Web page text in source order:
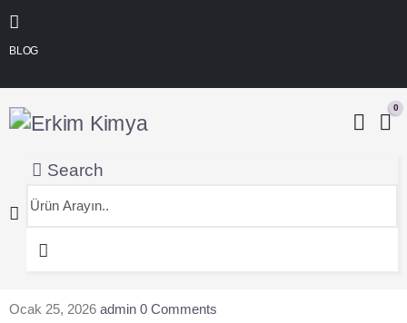
BLOG
0
Search
Ocak 25, 2026 admin 0 Comments